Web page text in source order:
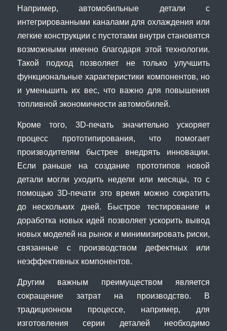
Например, автомобильные детали с
интегрированными каналами для охлаждения или
легкие конструкции с пустотами внутри становятся
возможными именно благодаря этой технологии.
Такой подход позволяет не только улучшить
функциональные характеристики компонентов, но
и уменьшить их вес, что важно для повышения
топливной экономичности автомобилей.
Кроме того, 3D-печать значительно ускоряет
процесс прототипирования, что помогает
производителям быстрее внедрять инновации.
Если раньше на создание прототипов новой
детали могли уходить недели или месяцы, то с
помощью 3D-печати это время можно сократить
до нескольких дней. Быстрое тестирование и
доработка новых идей позволяет ускорить вывод
новых моделей на рынок и минимизировать риски,
связанные с производством дефектных или
неэффективных компонентов.
Другим важным преимуществом является
сокращение затрат на производство. В
традиционном процессе, например, для
изготовления серии деталей необходимо